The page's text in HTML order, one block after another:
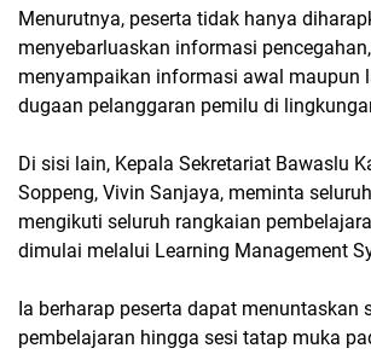
Menurutnya, peserta tidak hanya
menyebarluaskan informasi
menyampaikan informasi awal maupun
dugaan pelanggaran pemilu di
Di sisi lain, Kepala Sekretariat Bawaslu
Soppeng, Vivin Sanjaya, meminta
mengikuti seluruh rangkaian
dimulai melalui Learning Management
Ia berharap peserta dapat menuntaskan
pembelajaran hingga sesi tatap muka